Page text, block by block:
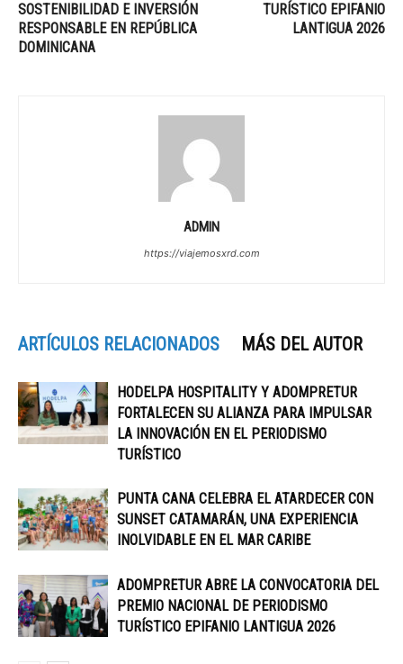
SOSTENIBILIDAD E INVERSIÓN
RESPONSABLE EN REPÚBLICA
DOMINICANA
TURÍSTICO EPIFANIO
LANTIGUA 2026
ADMIN
https://viajemosxrd.com
ARTÍCULOS RELACIONADOS MÁS DEL AUTOR
HODELPA HOSPITALITY Y ADOMPRETUR
FORTALECEN SU ALIANZA PARA IMPULSAR
LA INNOVACIÓN EN EL PERIODISMO
TURÍSTICO
PUNTA CANA CELEBRA EL ATARDECER CON
SUNSET CATAMARÁN, UNA EXPERIENCIA
INOLVIDABLE EN EL MAR CARIBE
ADOMPRETUR ABRE LA CONVOCATORIA DEL
PREMIO NACIONAL DE PERIODISMO
TURÍSTICO EPIFANIO LANTIGUA 2026